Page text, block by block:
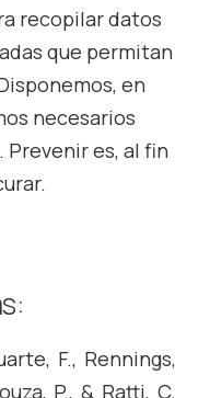
recopilar datos
que permitan
en
necesarios
Prevenir es, al fin
F., Rennings,
P., & Ratti, C.